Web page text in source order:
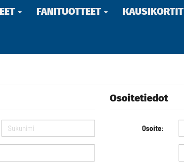
FANITUOTTEET KAUSIKORTIT
Osoitetiedot
Osoite: